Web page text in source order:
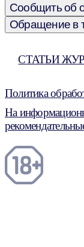
Сообщить об
Обращение в
СТАТЬИ
Политика
На